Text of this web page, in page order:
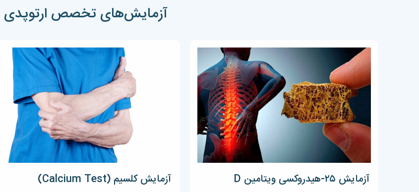
آزمایش‌های تخصص ارتوپدی
آزمایش ۲۵-هیدروکسی ویتامین D آزمایش کلسیم (Calcium Test)